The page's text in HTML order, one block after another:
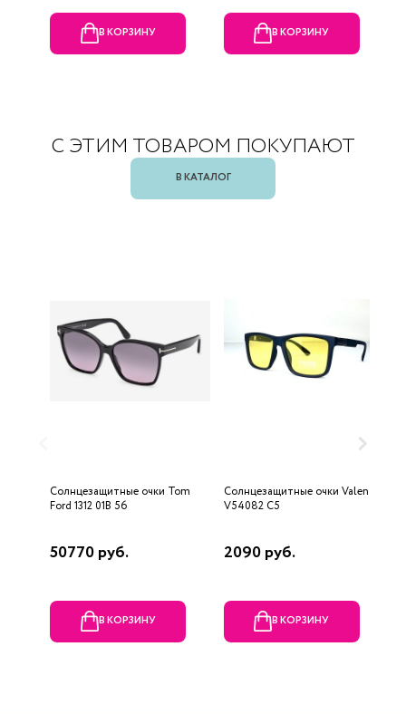
В КОРЗИНУ В КОРЗИНУ
С ЭТИМ ТОВАРОМ ПОКУПАЮТ
В КАТАЛОГ
Солнцезащитные очки Tom
Ford 1312 01B 56
50770 руб.
В КОРЗИНУ
Солнцезащитные очки Valencia
V54082 C5
2090 руб.
В КОРЗИНУ